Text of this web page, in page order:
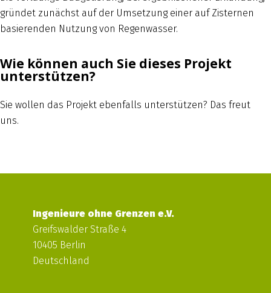
gründet zunächst auf der Umsetzung einer auf Zisternen
basierenden Nutzung von Regenwasser.
Wie können auch Sie dieses Projekt
unterstützen?
Sie wollen das Projekt ebenfalls unterstützen? Das freut
uns.
Ingenieure ohne Grenzen e.V.
Greifswalder Straße 4
10405 Berlin
Deutschland